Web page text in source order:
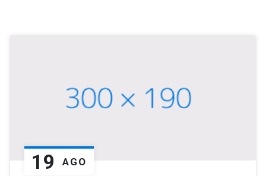
19 AGO